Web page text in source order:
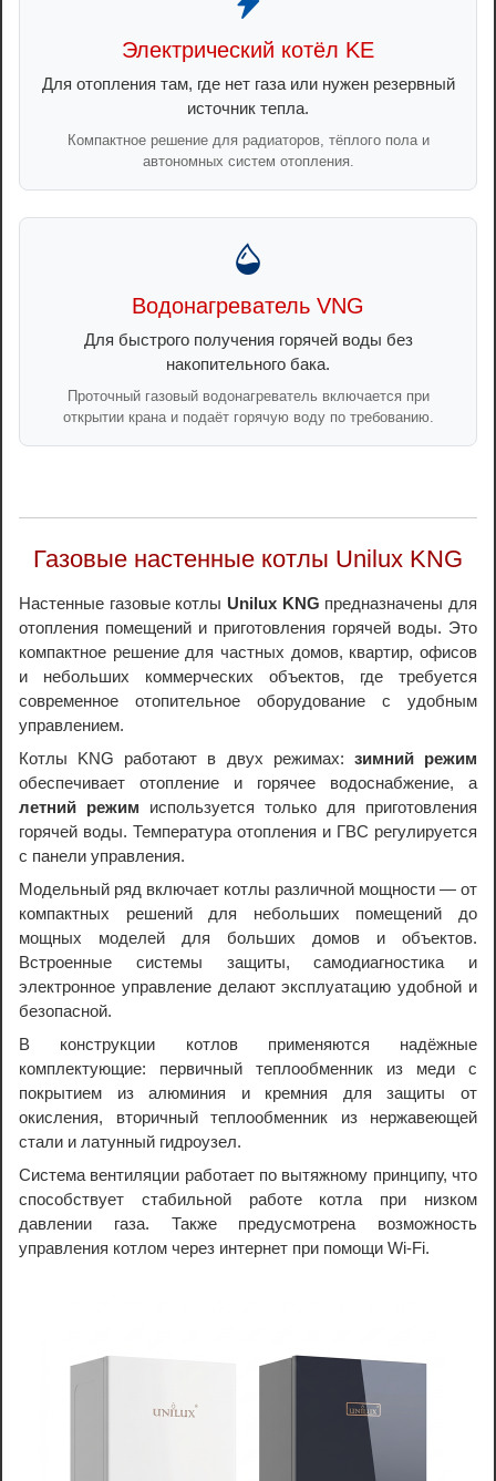
Электрический котёл KE
Для отопления там, где нет газа или нужен резервный
источник тепла.
Компактное решение для радиаторов, тёплого пола и
автономных систем отопления.
Водонагреватель VNG
Для быстрого получения горячей воды без
накопительного бака.
Проточный газовый водонагреватель включается при
открытии крана и подаёт горячую воду по требованию.
Газовые настенные котлы Unilux KNG
Настенные газовые котлы Unilux KNG предназначены для
отопления помещений и приготовления горячей воды. Это
компактное решение для частных домов, квартир, офисов
и небольших коммерческих объектов, где требуется
современное отопительное оборудование с удобным
управлением.
Котлы KNG работают в двух режимах: зимний режим
обеспечивает отопление и горячее водоснабжение, а
летний режим используется только для приготовления
горячей воды. Температура отопления и ГВС регулируется
с панели управления.
Модельный ряд включает котлы различной мощности — от
компактных решений для небольших помещений до
мощных моделей для больших домов и объектов.
Встроенные системы защиты, самодиагностика и
электронное управление делают эксплуатацию удобной и
безопасной.
В конструкции котлов применяются надёжные
комплектующие: первичный теплообменник из меди с
покрытием из алюминия и кремния для защиты от
окисления, вторичный теплообменник из нержавеющей
стали и латунный гидроузел.
Система вентиляции работает по вытяжному принципу, что
способствует стабильной работе котла при низком
давлении газа. Также предусмотрена возможность
управления котлом через интернет при помощи Wi-Fi.